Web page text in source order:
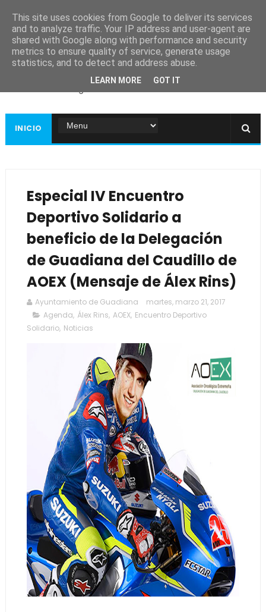
Ayuntamiento de
Guadiana
INICIO
Especial IV Encuentro
Deportivo Solidario a
beneficio de la Delegación
de Guadiana del Caudillo de
AOEX (Mensaje de Álex Rins)
Ayuntamiento de Guadiana
martes, marzo 21, 2017
Agenda, Álex Rins, AOEX, Encuentro Deportivo
Solidario, Noticias
This site uses cookies from Google to deliver its services
and to analyze traffic. Your IP address and user-agent are
shared with Google along with performance and security
metrics to ensure quality of service, generate usage
statistics, and to detect and address abuse.
LEARN MORE GOT IT